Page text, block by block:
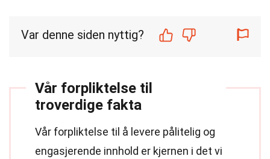
Var denne siden nyttig?
Vår forpliktelse til
troverdige fakta
Vår forpliktelse til å levere pålitelig og
engasjerende innhold er kjernen i det vi